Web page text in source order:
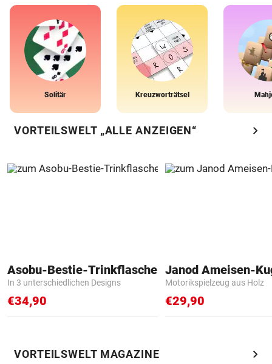
Solitär Kreuzworträtsel
VORTEILSWELT „ALLE ANZEIGEN“ chevron_right
Asobu-Bestie-Trinkflasche
In 3 unterschiedlichen Designs
€34,90
Janod Ameisen-
Motorikspielzeug aus Holz
€29,90
VORTEILSWELT MAGAZINE chevron_right